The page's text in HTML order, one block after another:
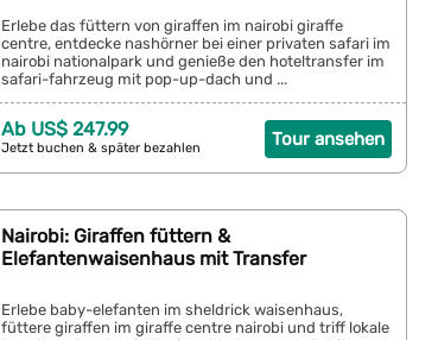
Erlebe das füttern von giraffen im nairobi giraffe
centre, entdecke nashörner bei einer privaten safari im
nairobi nationalpark und genieße den hoteltransfer im
safari-fahrzeug mit pop-up-dach und ...
Tour ansehen
Ab US$ 247.99
Jetzt buchen & später bezahlen
Nairobi: Giraffen füttern &
Elefantenwaisenhaus mit Transfer
Erlebe baby-elefanten im sheldrick waisenhaus,
füttere giraffen im giraffe centre nairobi und triff lokale